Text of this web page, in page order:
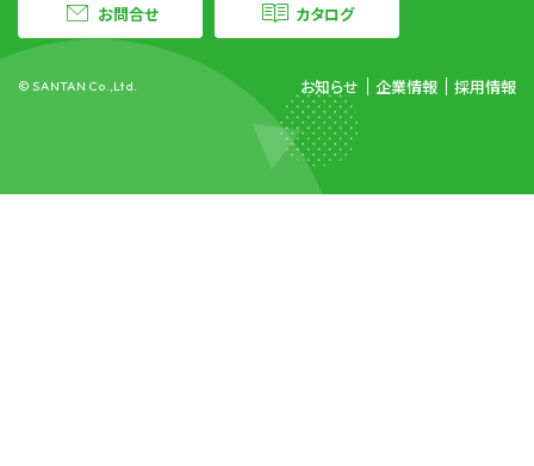
カタログ
お問合せ
© SANTAN Co.,Ltd. お知らせ 企業情報 採用情報